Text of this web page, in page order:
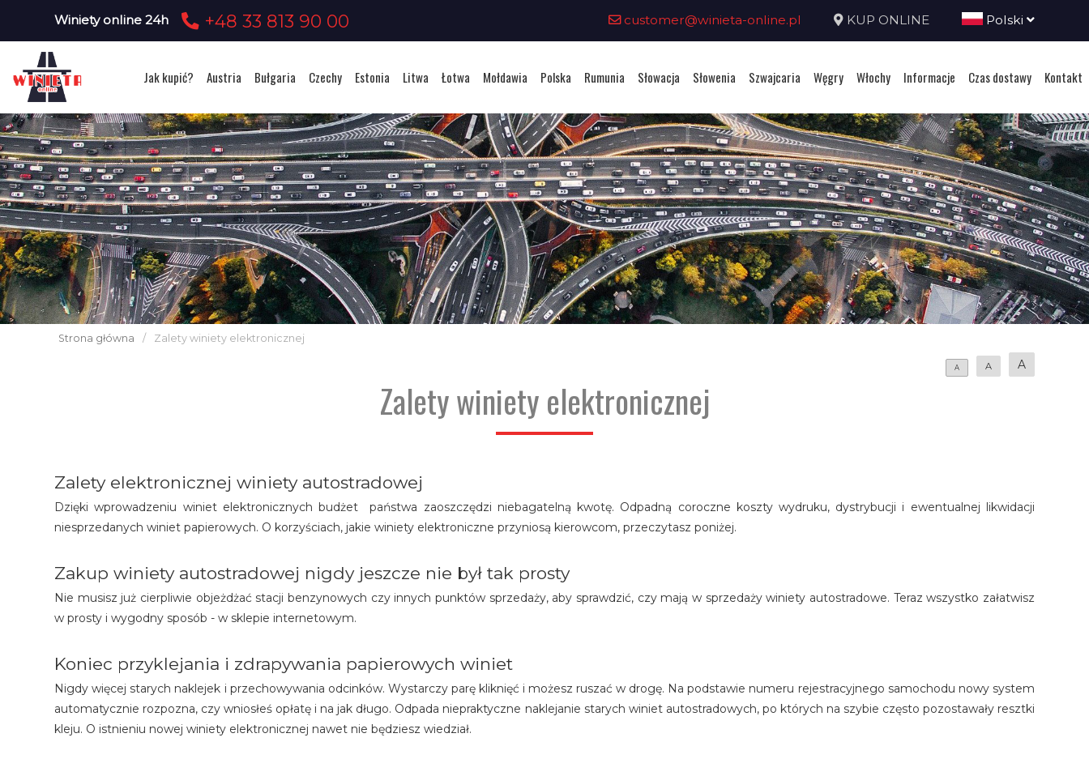
Winiety online 24h +48 33 813 90 00 customer@winieta-online.pl KUP ONLINE Polski
Jak kupić? Austria Bułgaria Czechy Estonia Litwa Łotwa Mołdawia Polska Rumunia Słowacja Słowenia Szwajcaria Węgry Włochy Informacje Czas dostawy Kontakt
Strona główna / Zalety winiety elektronicznej
A A A
Zalety winiety elektronicznej
Zalety elektronicznej winiety autostradowej
Dzięki wprowadzeniu winiet elektronicznych budżet państwa zaoszczędzi niebagatelną kwotę. Odpadną coroczne koszty wydruku, dystrybucji i ewentualnej likwidacji
niesprzedanych winiet papierowych. O korzyściach, jakie winiety elektroniczne przyniosą kierowcom, przeczytasz poniżej.
Zakup winiety autostradowej nigdy jeszcze nie był tak prosty
Nie musisz już cierpliwie objeżdżać stacji benzynowych czy innych punktów sprzedaży, aby sprawdzić, czy mają w sprzedaży winiety autostradowe. Teraz wszystko załatwisz
w prosty i wygodny sposób - w sklepie internetowym.
Koniec przyklejania i zdrapywania papierowych winiet
Nigdy więcej starych naklejek i przechowywania odcinków. Wystarczy parę kliknięć i możesz ruszać w drogę. Na podstawie numeru rejestracyjnego samochodu nowy system
automatycznie rozpozna, czy wniosłeś opłatę i na jak długo. Odpada niepraktyczne naklejanie starych winiet autostradowych, po których na szybie często pozostawały resztki
kleju. O istnieniu nowej winiety elektronicznej nawet nie będziesz wiedział.